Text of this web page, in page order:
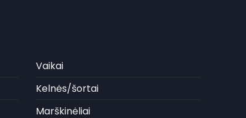
Vaikai
Kelnės/šortai
Marškinėliai